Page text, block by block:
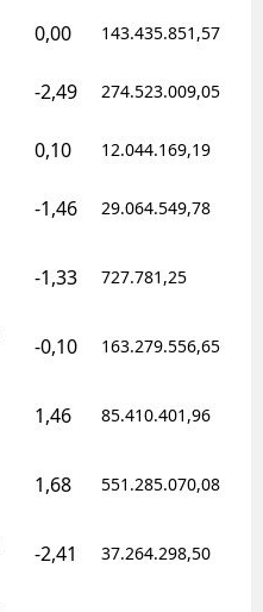
Sinop
Trabzon
Uşak
0,00 143.435.851,57
-2,49 274.523.009,05
0,10 12.044.169,19
-1,46 29.064.549,78
-1,33 727.781,25
-0,10 163.279.556,65
1,46 85.410.401,96
1,68 551.285.070,08
-2,41 37.264.298,50